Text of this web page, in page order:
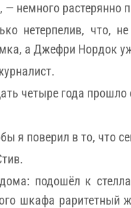
— немного растерянно
нетерпелив, что,
а Джефри Нордок
четыре года
я поверил в то, что
подошёл к
шкафа